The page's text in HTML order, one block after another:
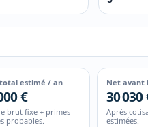
estimé / an
€
brut fixe + primes
probables.
Net avant
30 030
Après
estimées.